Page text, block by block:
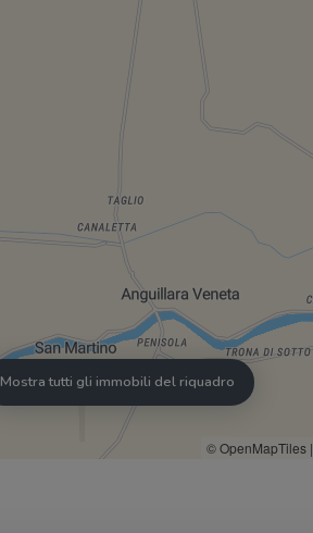
© OpenMapTiles|
Mostra tutti gli immobili del riquadro